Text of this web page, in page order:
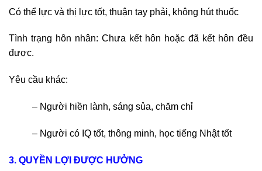
Có thể lực và thị lực tốt, thuận tay phải, không hút thuốc
Tình trạng hôn nhân: Chưa kết hôn hoặc đã kết hôn đều
được.
Yêu cầu khác:
– Người hiền lành, sáng sủa, chăm chỉ
– Người có IQ tốt, thông minh, học tiếng Nhật tốt
3. QUYỀN LỢI ĐƯỢC HƯỞNG